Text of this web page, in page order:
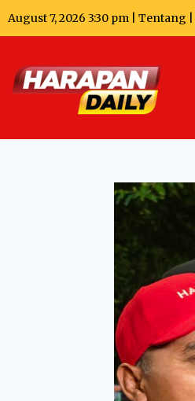
August 7, 2026 3:30 pm | Tentang